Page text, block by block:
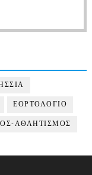
ΕΟΡΤΟΛΟΓΙΟ
ΑΘΛΗΤΙΣΜΟΣ